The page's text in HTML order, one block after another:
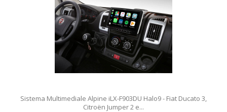
Sistema Multimediale Alpine iLX-F903DU Halo9 - Fiat Ducato 3,
Citroën Jumper 2 e...